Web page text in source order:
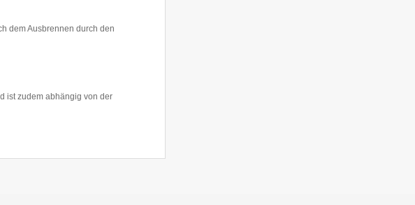
dem Ausbrennen durch den
ist zudem abhängig von der